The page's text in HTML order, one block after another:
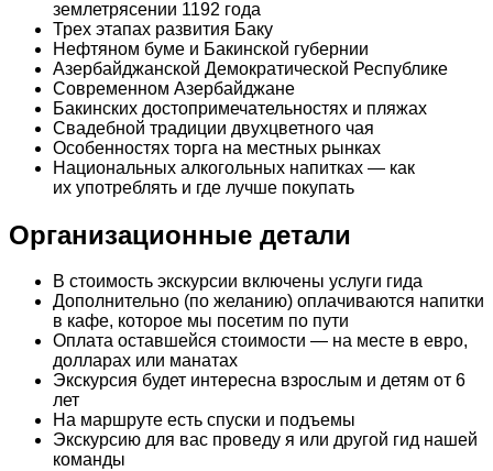
землетрясении 1192 года
Трех этапах развития Баку
Нефтяном буме и Бакинской губернии
Азербайджанской Демократической Республике
Современном Азербайджане
Бакинских достопримечательностях и пляжах
Свадебной традиции двухцветного чая
Особенностях торга на местных рынках
Национальных алкогольных напитках — как
их употреблять и где лучше покупать
Организационные детали
В стоимость экскурсии включены услуги гида
Дополнительно (по желанию) оплачиваются напитки
в кафе, которое мы посетим по пути
Оплата оставшейся стоимости — на месте в евро,
долларах или манатах
Экскурсия будет интересна взрослым и детям от 6
лет
На маршруте есть спуски и подъемы
Экскурсию для вас проведу я или другой гид нашей
команды